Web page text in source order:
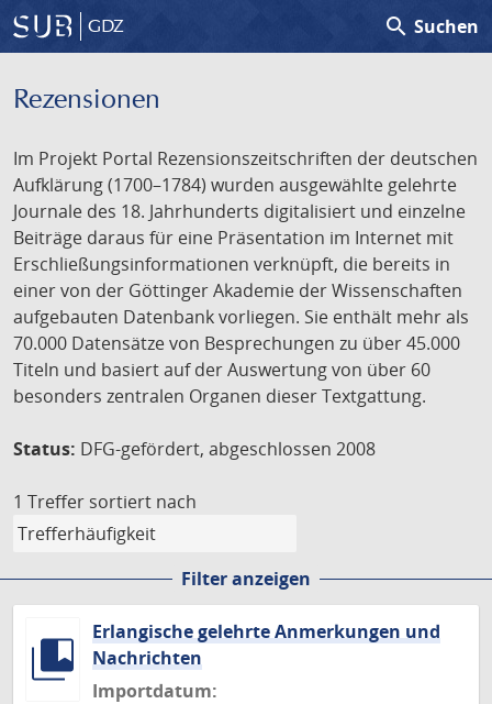
GDZ search Suchen
Rezensionen
Im Projekt Portal Rezensionszeitschriften der deutschen
Aufklärung (1700–1784) wurden ausgewählte gelehrte
Journale des 18. Jahrhunderts digitalisiert und einzelne
Beiträge daraus für eine Präsentation im Internet mit
Erschließungsinformationen verknüpft, die bereits in
einer von der Göttinger Akademie der Wissenschaften
aufgebauten Datenbank vorliegen. Sie enthält mehr als
70.000 Datensätze von Besprechungen zu über 45.000
Titeln und basiert auf der Auswertung von über 60
besonders zentralen Organen dieser Textgattung.
Status: DFG-gefördert, abgeschlossen 2008
1 Treffer sortiert nach
Filter anzeigen
Erlangische gelehrte Anmerkungen und
Nachrichten
Importdatum: